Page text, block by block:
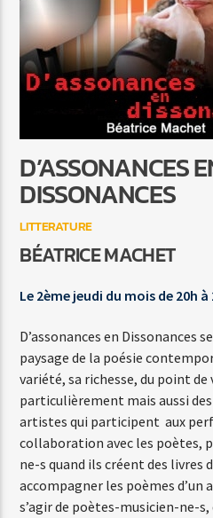
C'EST A QUI LE TOUR
MYLENE FARMER
Agora Côte d’Azur
Agora Menton/Monaco
D’ASSONANCES
DISSONANCES
LITTERATURE
BÉATRICE MACHET
Le 2ème jeudi du mois de 20h à
D’assonances en Dissonances
paysage de la poésie
variété, sa richesse, du point de
particulièrement mais aussi
artistes qui participent aux
collaboration avec les poètes,
ne-s quand ils créent des livres
accompagner les poèmes d’un
s’agir de poètes-musicien-ne-